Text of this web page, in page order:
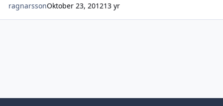
ragnarssonOktober 23, 201213 yr